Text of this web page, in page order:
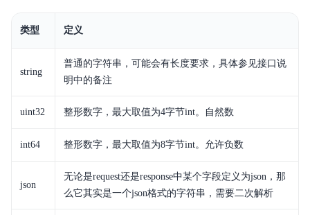
视频专区
类型 定义
string
普通的字符串，可能会有长度要求，具体参见接口说
明中的备注
uint32 整形数字，最大取值为4字节int。自然数
int64 整形数字，最大取值为8字节int。允许负数
json
无论是request还是response中某个字段定义为json，那
么它其实是一个json格式的字符串，需要二次解析